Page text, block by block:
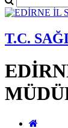
T.C.